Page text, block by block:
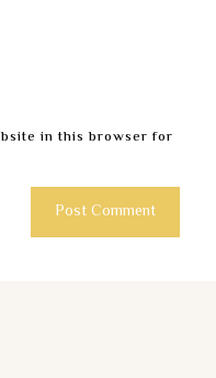
in this browser for